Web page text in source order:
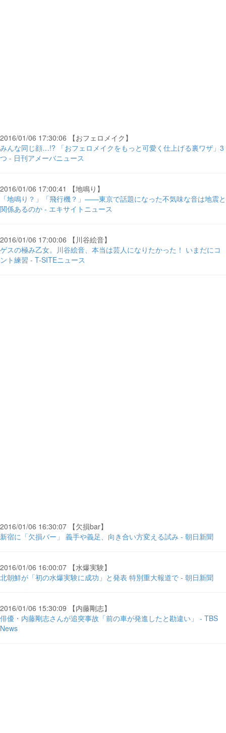
2016/01/06 17:30:06 【おフェロメイク】
みんな同じ顔…!? 「おフェロメイクをもっと可愛く仕上げる裏ワザ」3
つ - 日刊アメーバニュース
2016/01/06 17:00:41 【地鳴り】
「地鳴り？」「飛行機？」――東京で話題になった不気味な音は地震と
関係あるのか - エキサイトニュース
2016/01/06 17:00:06 【川谷絵音】
ゲスの極み乙女。川谷絵音、本当は芸人になりたかった！ いまだにコ
ント練習 - T-SITEニュース
2016/01/06 16:30:07 【欠損bar】
新宿に「欠損バー」 義手や義足、向き合い方変える試み - 朝日新聞
2016/01/06 16:00:07 【水爆実験】
北朝鮮が「初の水爆実験に成功」と発表 特別重大報道で - 朝日新聞
2016/01/06 15:30:09 【内藤剛志】
俳優・内藤剛志さんが追突事故「前の車が発進したと勘違い」 - TBS
News